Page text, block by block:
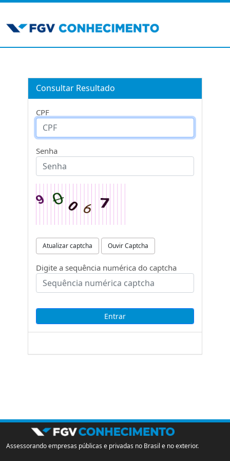
Consultar Resultado
CPF
Senha
Atualizar captcha Ouvir Captcha
Digite a sequência numérica do captcha
Assessorando empresas públicas e privadas no Brasil e no exterior.